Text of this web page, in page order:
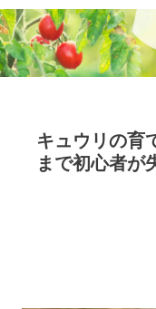
キュウリの育
まで初心者が